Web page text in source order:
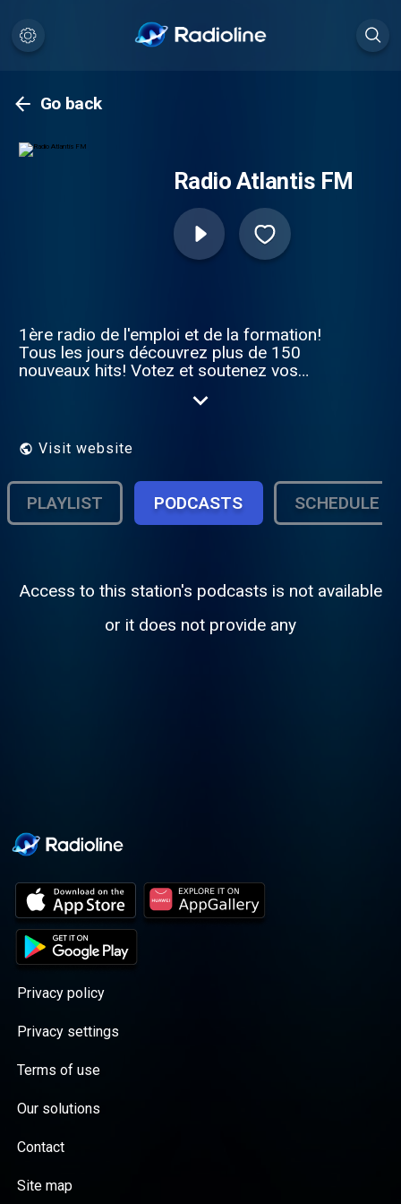
Go back
Radio Atlantis FM
1ère radio de l'emploi et de la formation!
Tous les jours découvrez plus de 150
nouveaux hits! Votez et soutenez vos
Visit website
PLAYLIST PODCASTS SCHEDULE
Access to this station's podcasts is not available
or it does not provide any
Privacy policy
Privacy settings
Terms of use
Our solutions
Contact
Site map